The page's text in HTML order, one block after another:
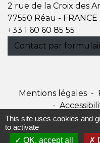
2 rue de la Croix des
77550 Réau - FRANCE
+33 1 60 60 85 55
Contact par
Mentions légales -
-
This site uses cookies and
to activate
OK, accept all